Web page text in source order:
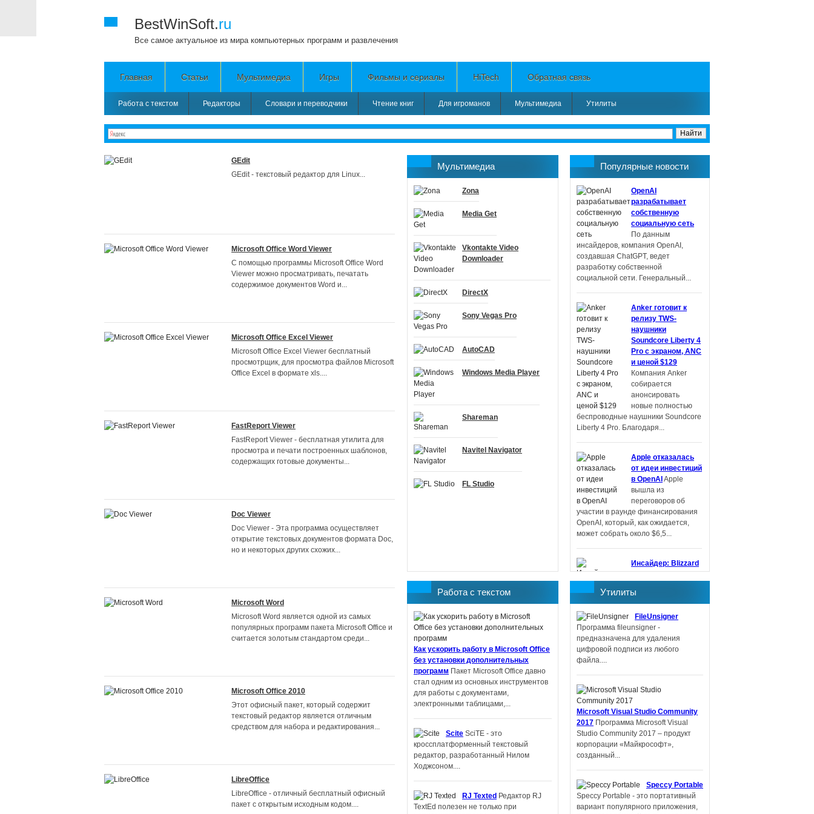
BestWinSoft.ru
Все самое актуальное из мира компьютерных программ и развлечения
Главная Статьи Мультимедиа Игры Фильмы и сериалы HiTech Обратная связь
Работа с текстом Редакторы Словари и переводчики Чтение книг Для игроманов Мультимедиа Утилиты
GEdit
GEdit - текстовый редактор для Linux...
Microsoft Office Word Viewer
С помощью программы Microsoft Office Word
Viewer можно просматривать, печатать
содержимое документов Word и...
Microsoft Office Excel Viewer
Microsoft Office Excel Viewer бесплатный
просмотрщик, для просмотра файлов Microsoft
Office Excel в формате xls....
FastReport Viewer
FastReport Viewer - бесплатная утилита для
просмотра и печати построенных шаблонов,
содержащих готовые документы...
Doc Viewer
Doc Viewer - Эта программа осуществляет
открытие текстовых документов формата Doc,
но и некоторых других схожих...
Microsoft Word
Microsoft Word является одной из самых
популярных программ пакета Microsoft Office и
считается золотым стандартом среди...
Microsoft Office 2010
Этот офисный пакет, который содержит
текстовый редактор является отличным
средством для набора и редактирования...
LibreOffice
LibreOffice - отличный бесплатный офисный
пакет с открытым исходным кодом....
Мультимедиа
Zona
Media Get
Vkontakte Video
Downloader
DirectX
Sony Vegas Pro
AutoCAD
Windows Media Player
Shareman
Navitel Navigator
FL Studio
Работа с текстом
Как ускорить работу в Microsoft Office
без установки дополнительных
программ Пакет Microsoft Office давно
стал одним из основных инструментов
для работы с документами,
электронными таблицами,...
Scite SciTE - это
кроссплатформенный текстовый
редактор, разработанный Нилом
Ходжсоном....
RJ Texted Редактор RJ
TextEd полезен не только при
Популярные новости
OpenAI
разрабатывает
собственную
социальную сеть
По данным
инсайдеров, компания OpenAI,
создавшая ChatGPT, ведет
разработку собственной
социальной сети. Генеральный...
Anker готовит к
релизу TWS-
наушники
Soundcore Liberty 4
Pro с экраном, ANC
и ценой $129
Компания Anker
собирается
анонсировать
новые полностью
беспроводные наушники Soundcore
Liberty 4 Pro. Благодаря...
Apple отказалась
от идеи инвестиций
в OpenAI Apple
вышла из
переговоров об
участии в раунде финансирования
OpenAI, который, как ожидается,
может собрать около $6,5...
Инсайдер: Blizzard
работает над
StarCraft
созданием шутера в
серии StarCraft. В
этот раз
разработкой руководит Дэн Хэй,
ответственный...
Основным
приоритетом
Guerrilla Games
является
многопользовательская игра
Horizon OnlineВнутренняя студия
Утилиты
FileUnsigner
Программа fileunsigner -
предназначена для удаления
цифровой подписи из любого
файла....
Microsoft Visual Studio Community
2017 Программа Microsoft Visual
Studio Community 2017 – продукт
корпорации «Майкрософт»,
созданный...
Speccy Portable
Speccy Portable - это портативный
вариант популярного приложения,